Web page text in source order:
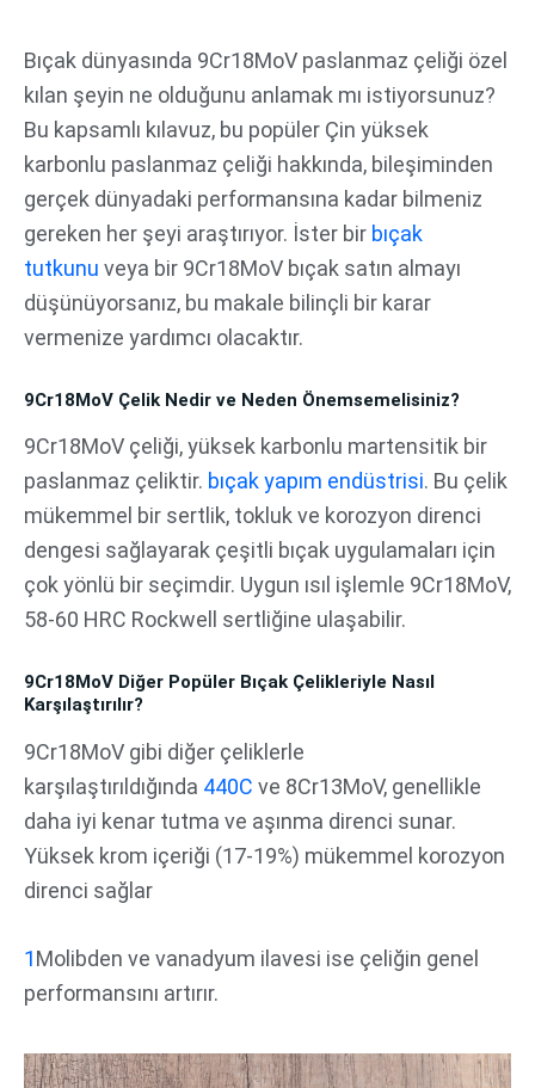
atlaBıçak dünyasında 9Cr18MoV paslanmaz çeliği özel
kılan şeyin ne olduğunu anlamak mı istiyorsunuz?
Bu kapsamlı kılavuz, bu popüler Çin yüksek
karbonlu paslanmaz çeliği hakkında, bileşiminden
gerçek dünyadaki performansına kadar bilmeniz
gereken her şeyi araştırıyor. İster bir bıçak
tutkunu veya bir 9Cr18MoV bıçak satın almayı
düşünüyorsanız, bu makale bilinçli bir karar
vermenize yardımcı olacaktır.
9Cr18MoV Çelik Nedir ve Neden Önemsemelisiniz?
9Cr18MoV çeliği, yüksek karbonlu martensitik bir
paslanmaz çeliktir. bıçak yapım endüstrisi. Bu çelik
mükemmel bir sertlik, tokluk ve korozyon direnci
dengesi sağlayarak çeşitli bıçak uygulamaları için
çok yönlü bir seçimdir. Uygun ısıl işlemle 9Cr18MoV,
58-60 HRC Rockwell sertliğine ulaşabilir.
9Cr18MoV Diğer Popüler Bıçak Çelikleriyle Nasıl
Karşılaştırılır?
9Cr18MoV gibi diğer çeliklerle
karşılaştırıldığında 440C ve 8Cr13MoV, genellikle
daha iyi kenar tutma ve aşınma direnci sunar.
Yüksek krom içeriği (17-19%) mükemmel korozyon
direnci sağlar
1Molibden ve vanadyum ilavesi ise çeliğin genel
performansını artırır.